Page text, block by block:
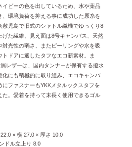
イビーの色を出しているため、水や薬品
、環境負荷を抑える事に成功した原糸を
敷児島で旧式のシャトル織機でゆっくり8
げた繊維。見え面は8号キャンバス、天然
対光性の弱さ、またピーリングや水を吸
トドアに適したタフなエコ新素材。ま
レザーは、国内タンナーが保有する撥水
化にも積極的に取り組み、エコキャンバ
にファスナーもYKKメタルックスタフを
た。愛着を持って末長く使用できるゴル
× 横 27.0 × 厚さ 10.0
ドル立上り 8.0